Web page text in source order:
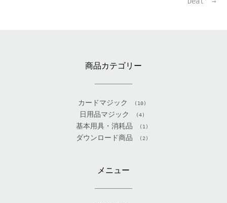
商品カテゴリー
カードマジック (10)
日用品マジック (4)
基本用具・消耗品 (1)
ダウンロード商品 (2)
メニュー